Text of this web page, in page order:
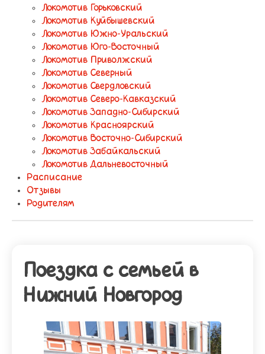
Локомотив Горьковский
Локомотив Куйбышевский
Локомотив Южно-Уральский
Локомотив Юго-Восточный
Локомотив Приволжский
Локомотив Северный
Локомотив Свердловский
Локомотив Северо-Кавказский
Локомотив Западно-Сибирский
Локомотив Красноярский
Локомотив Восточно-Сибирский
Локомотив Забайкальский
Локомотив Дальневосточный
Расписание
Отзывы
Родителям
Поездка с семьей в
Нижний Новгород